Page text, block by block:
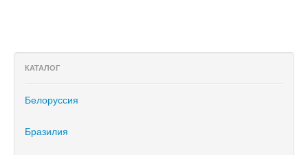
КАТАЛОГ
Белоруссия
Бразилия